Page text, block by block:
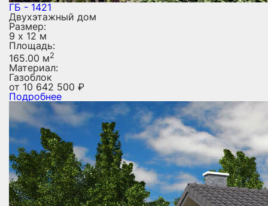
ГБ - 1421
Двухэтажный дом
Размер:
9 х 12 м
Площадь:
165.00 м2
Материал:
Газоблок
от 10 642 500 ₽
Подробнее